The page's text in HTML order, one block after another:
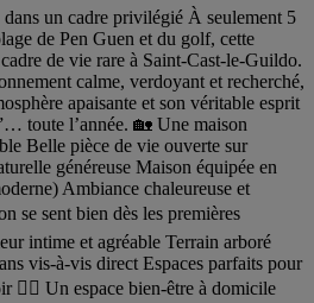
un cadre privilégié À seulement 5
de Pen Guen et du golf, cette
de vie rare à Saint-Cast-le-Guildo.
calme, verdoyant et recherché,
apaisante et son véritable esprit
toute l’année. 🏡 Une maison
Belle pièce de vie ouverte sur
généreuse Maison équipée en
Ambiance chaleureuse et
se sent bien dès les premières
intime et agréable Terrain arboré
vis-à-vis direct Espaces parfaits pour
💆‍♂️ Un espace bien-être à domicile